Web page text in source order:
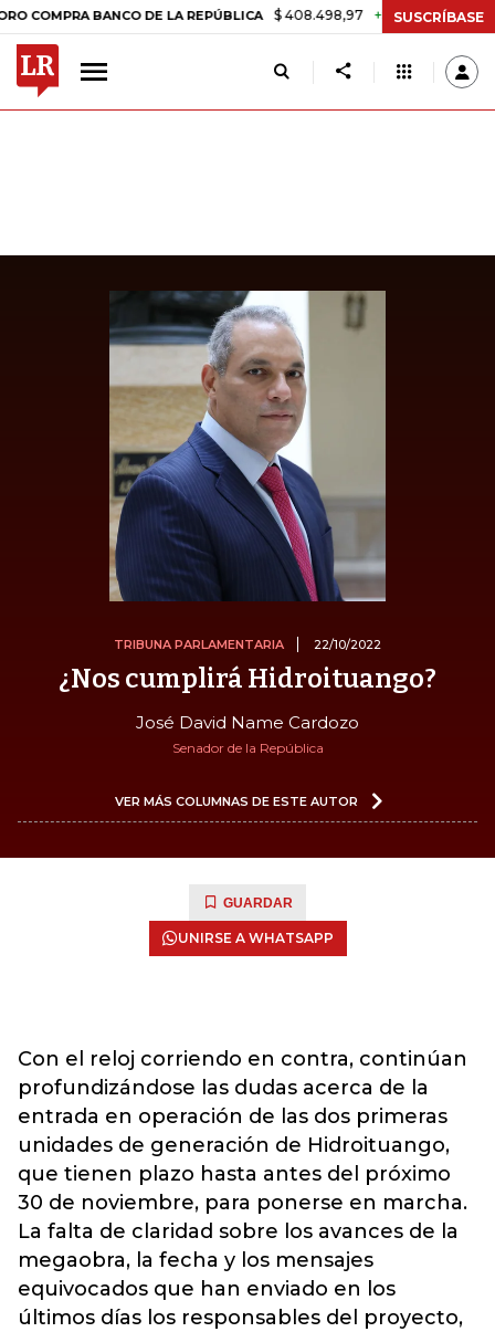
BANCO DE LA REPÚBLICA $ 408.498,97 +$ 8.753,81 +2,19%
SUSCRÍBASE
TRIBUNA PARLAMENTARIA 22/10/2022
¿Nos cumplirá Hidroituango?
José David Name Cardozo
Senador de la República
VER MÁS COLUMNAS DE ESTE AUTOR
GUARDAR
UNIRSE A WHATSAPP
Con el reloj corriendo en contra, continúan
profundizándose las dudas acerca de la
entrada en operación de las dos primeras
unidades de generación de Hidroituango,
que tienen plazo hasta antes del próximo
30 de noviembre, para ponerse en marcha.
La falta de claridad sobre los avances de la
megaobra, la fecha y los mensajes
equivocados que han enviado en los
últimos días los responsables del proyecto,